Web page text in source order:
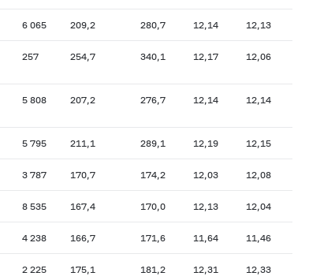
6 065 209,2 280,7 12,14 12,13
257 254,7 340,1 12,17 12,06
5 808 207,2 276,7 12,14 12,14
5 795 211,1 289,1 12,19 12,15
3 787 170,7 174,2 12,03 12,08
8 535 167,4 170,0 12,13 12,04
4 238 166,7 171,6 11,64 11,46
2 225 175,1 181,2 12,31 12,33